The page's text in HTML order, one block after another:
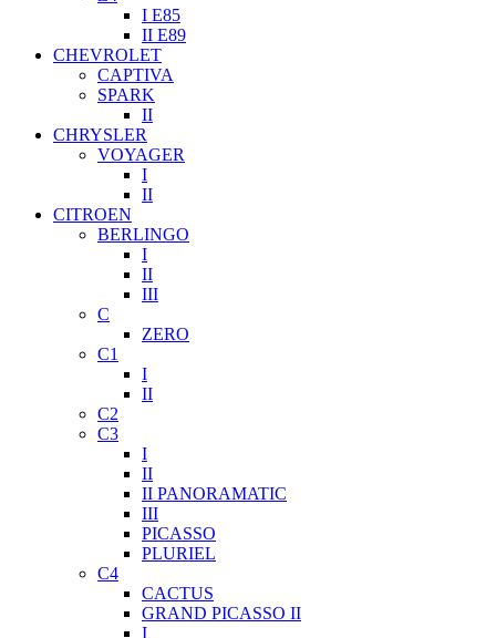
I E85
II E89
CHEVROLET
CAPTIVA
SPARK
II
CHRYSLER
VOYAGER
I
II
CITROEN
BERLINGO
I
II
III
C
ZERO
C1
I
II
C2
C3
I
II
II PANORAMATIC
III
PICASSO
PLURIEL
C4
CACTUS
GRAND PICASSO II
I